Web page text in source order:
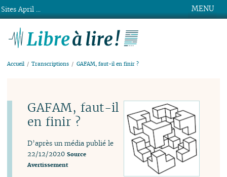
MENU
Accueil Transcriptions GAFAM, faut-il en finir ?
GAFAM, faut-il
en finir ?
D’après un média publié le
22/12/2020 Source
Avertissement
Sites April ...